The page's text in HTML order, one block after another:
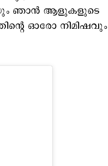
ഞാന്‍ ആളുകളുടെ
ഓരോ നിമിഷവും